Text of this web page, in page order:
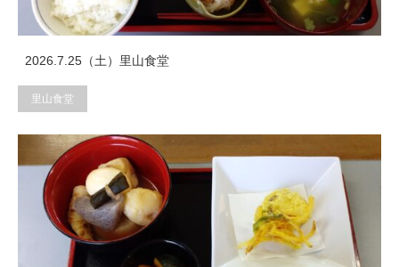
2026.7.25（土）里山食堂
里山食堂